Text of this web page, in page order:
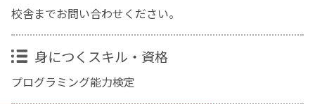
校舎までお問い合わせください。
身につくスキル・資格
プログラミング能力検定